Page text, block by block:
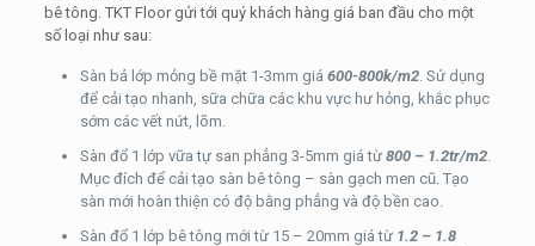
bê tông. TKT Floor gửi tới quý khách hàng giá ban đầu cho một
số loại như sau:
Sàn bả lớp mỏng bề mặt 1-3mm giá 600-800k/m2. Sử dụng
để cải tạo nhanh, sữa chữa các khu vực hư hỏng, khắc phục
sớm các vết nứt, lõm.
Sàn đổ 1 lớp vữa tự san phẳng 3-5mm giá từ 800 – 1.2tr/m2.
Mục đích để cải tạo sàn bê tông – sàn gạch men cũ. Tạo
sàn mới hoàn thiện có độ bằng phẳng và độ bền cao.
Sàn đổ 1 lớp bê tông mới từ 15 – 20mm giá từ 1.2 – 1.8